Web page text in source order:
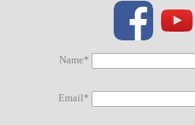
Name*
Email*